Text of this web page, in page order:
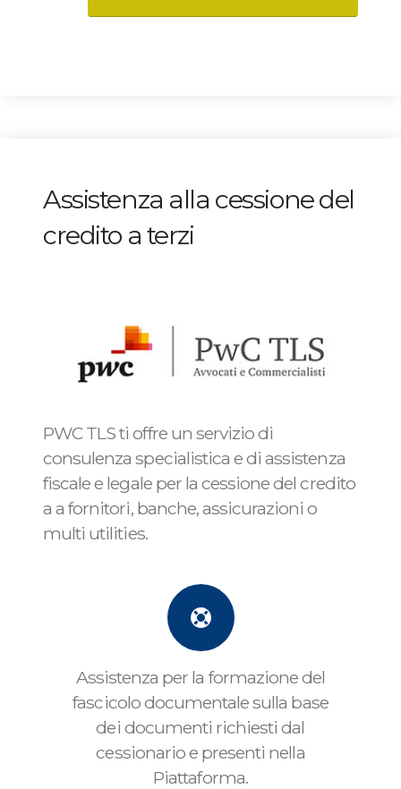
Assistenza alla cessione del
credito a terzi
PWC TLS ti offre un servizio di
consulenza specialistica e di assistenza
fiscale e legale per la cessione del credito
a a fornitori, banche, assicurazioni o
multi utilities.
Assistenza per la formazione del
fascicolo documentale sulla base
dei documenti richiesti dal
cessionario e presenti nella
Piattaforma.